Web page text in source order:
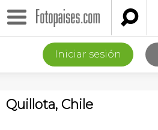

Iniciar sesión
Quillota, Chile